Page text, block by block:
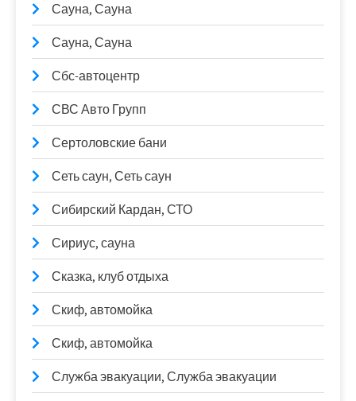
Сауна, Сауна
Сауна, Сауна
Сбс-автоцентр
СВС Авто Групп
Сертоловские бани
Сеть саун, Сеть саун
Сибирский Кардан, СТО
Сириус, сауна
Сказка, клуб отдыха
Скиф, автомойка
Скиф, автомойка
Служба эвакуации, Служба эвакуации